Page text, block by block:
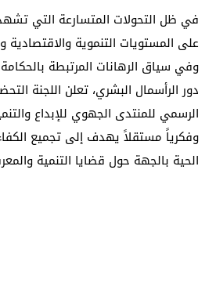
في ظل التحولات المتسارعة التي
على المستويات التنموية والاقتصادية
وفي سياق الرهانات المرتبطة بالحكامة
دور الرأسمال البشري، تعلن اللجنة
الرسمي للمنتدى الجهوي للإبداع
وفكرياً مستقلاً يهدف إلى تجميع
الحية بالجهة حول قضايا التنمية